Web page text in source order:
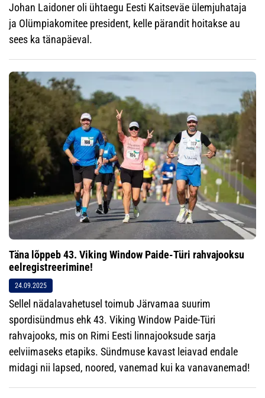
Johan Laidoner oli ühtaegu Eesti Kaitseväe ülemjuhataja
ja Olümpiakomitee president, kelle pärandit hoitakse au
sees ka tänapäeval.
Täna lõppeb 43. Viking Window Paide-Türi rahvajooksu
eelregistreerimine!
24.09.2025
Sellel nädalavahetusel toimub Järvamaa suurim
spordisündmus ehk 43. Viking Window Paide-Türi
rahvajooks, mis on Rimi Eesti linnajooksude sarja
eelviimaseks etapiks. Sündmuse kavast leiavad endale
midagi nii lapsed, noored, vanemad kui ka vanavanemad!